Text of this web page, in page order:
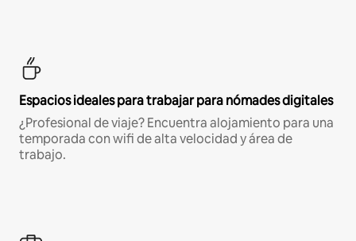
Espacios ideales para trabajar para nómades digitales
¿Profesional de viaje? Encuentra alojamiento para una
temporada con wifi de alta velocidad y área de
trabajo.